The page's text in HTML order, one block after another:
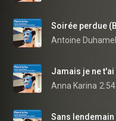
Antoine Duhamel
Anna Karina 2:54